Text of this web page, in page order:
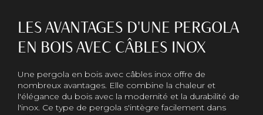
LES AVANTAGES D'UNE PERGOLA
EN BOIS AVEC CÂBLES INOX
Une pergola en bois avec câbles inox offre de
nombreux avantages. Elle combine la chaleur et
l'élégance du bois avec la modernité et la durabilité de
l'inox. Ce type de pergola s'intègre facilement dans